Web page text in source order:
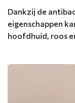
Dankzij de
eigenschappen
hoofdhuid, roos